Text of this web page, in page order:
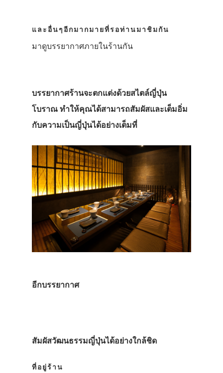
และอื่นๆอีกมากมายที่รอท่านมาชิมกัน
มาดูบรรยากาศภายในร้านกัน
บรรยากาศร้านจะตกแต่งด้วยสไตล์ญี่ปุ่น
โบราณ ทำให้คุณได้สามารถสัมผัสและเต็มอิ่ม
กับความเป็นญี่ปุ่นได้อย่างเต็มที่
อีกบรรยากาศ
สัมผัสวัฒนธรรมญี่ปุ่นได้อย่างใกล้ชิด
ที่อยู่ร้าน